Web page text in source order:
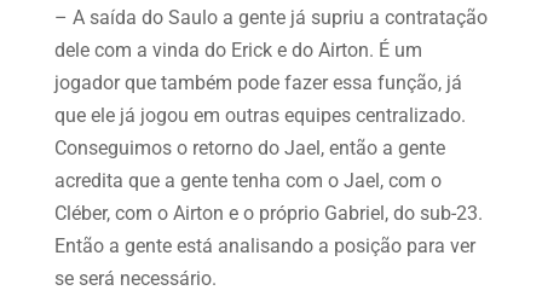
– A saída do Saulo a gente já supriu a contratação
dele com a vinda do Erick e do Airton. É um
jogador que também pode fazer essa função, já
que ele já jogou em outras equipes centralizado.
Conseguimos o retorno do Jael, então a gente
acredita que a gente tenha com o Jael, com o
Cléber, com o Airton e o próprio Gabriel, do sub-23.
Então a gente está analisando a posição para ver
se será necessário.